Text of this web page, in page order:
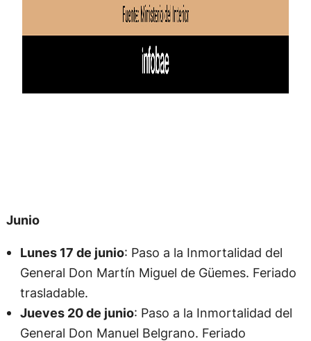
Junio
Lunes 17 de junio: Paso a la Inmortalidad del
General Don Martín Miguel de Güemes. Feriado
trasladable.
Jueves 20 de junio: Paso a la Inmortalidad del
General Don Manuel Belgrano. Feriado